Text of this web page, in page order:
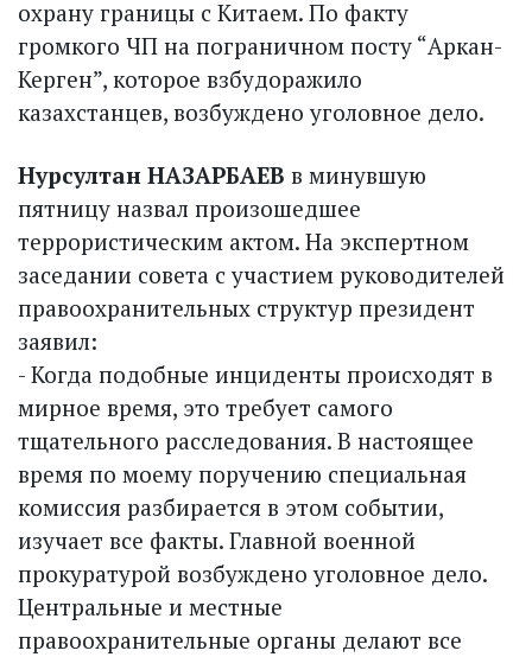
охрану границы с Китаем. По факту
громкого ЧП на пограничном посту “Аркан-
Керген”, которое взбудоражило
казахстанцев, возбуждено уголовное дело.
Нурсултан НАЗАРБАЕВ в минувшую
пятницу назвал произошедшее
террористическим актом. На экспертном
заседании совета с участием руководителей
правоохранительных структур президент
заявил:
- Когда подобные инциденты происходят в
мирное время, это требует самого
тщательного расследования. В настоящее
время по моему поручению специальная
комиссия разбирается в этом событии,
изучает все факты. Главной военной
прокуратурой возбуждено уголовное дело.
Центральные и местные
правоохранительные органы делают все